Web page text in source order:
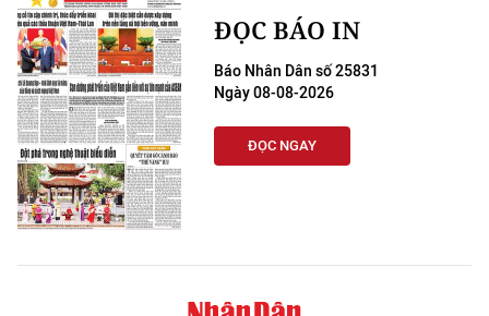
ĐỌC BÁO IN
Báo Nhân Dân số 25831
Ngày 08-08-2026
ĐỌC NGAY